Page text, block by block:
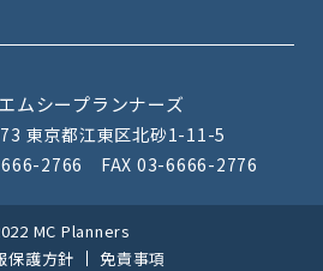
ムシープランナーズ
東京都江東区北砂1-11-5
2766 FAX 03-6666-2776
MC Planners
保護方針
免責事項